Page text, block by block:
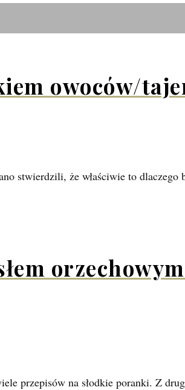
owoców/
stwierdzili, że właściwie to dlaczego
przepisów na słodkie poranki. Z